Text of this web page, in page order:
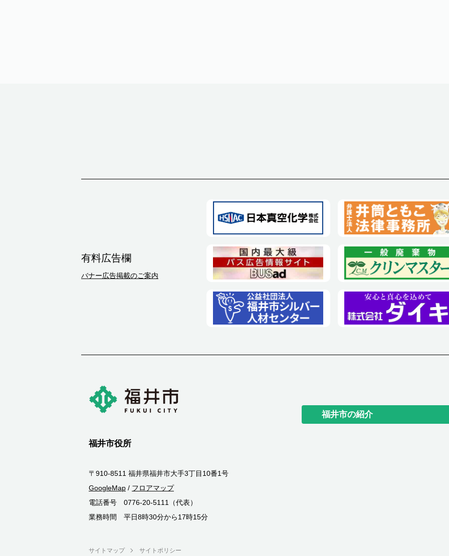
有料広告欄
バナー広告掲載のご案内
福井市役所
〒910-8511 福井県福井市大手3丁目10番1号
GoogleMap / フロアマップ
電話番号 0776-20-5111（代表）
業務時間 平日8時30分から17時15分
サイトマップ サイトポリシー
福井市の紹介